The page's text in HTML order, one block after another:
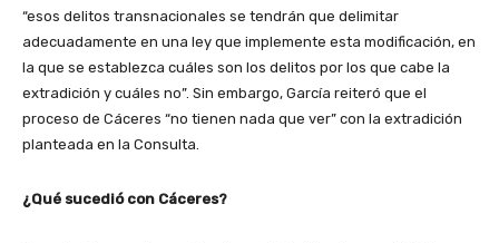
“esos delitos transnacionales se tendrán que delimitar
adecuadamente en una ley que implemente esta modificación, en
la que se establezca cuáles son los delitos por los que cabe la
extradición y cuáles no”. Sin embargo, García reiteró que el
proceso de Cáceres “no tienen nada que ver” con la extradición
planteada en la Consulta.
¿Qué sucedió con Cáceres?